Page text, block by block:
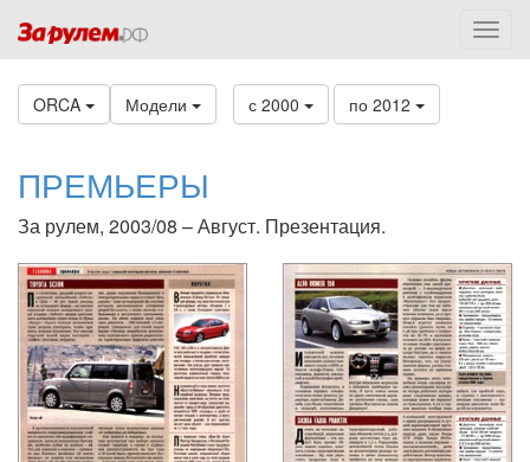
ORCA Модели с 2000 по 2012
ПРЕМЬЕРЫ
За рулем, 2003/08 – Август. Презентация.